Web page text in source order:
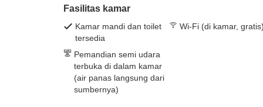
Fasilitas kamar
Kamar mandi dan toilet
tersedia
Wi-Fi (di kamar,
Pemandian semi udara
terbuka di dalam kamar
(air panas langsung dari
sumbernya)